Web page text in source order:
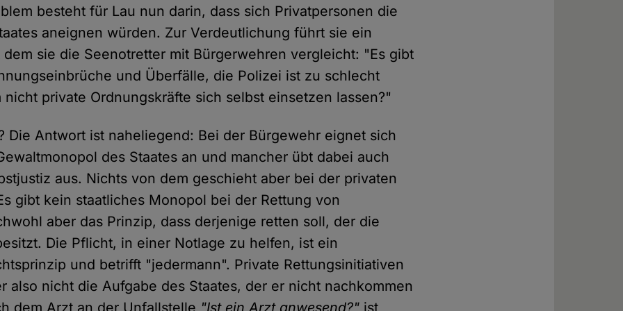
besteht für Lau nun darin, dass sich Privatpersonen die
aneignen würden. Zur Verdeutlichung führt sie ein
dem sie die Seenotretter mit Bürgerwehren vergleicht: "Es gibt
und Überfälle, die Polizei ist zu schlecht
nicht private Ordnungskräfte sich selbst einsetzen lassen?"
Die Antwort ist naheliegend: Bei der Bürgewehr eignet sich
des Staates an und mancher übt dabei auch
aus. Nichts von dem geschieht aber bei der privaten
gibt kein staatliches Monopol bei der Rettung von
aber das Prinzip, dass derjenige retten soll, der die
Die Pflicht, in einer Notlage zu helfen, ist ein
und betrifft "jedermann". Private Rettungsinitiativen
also nicht die Aufgabe des Staates, der er nicht nachkommen